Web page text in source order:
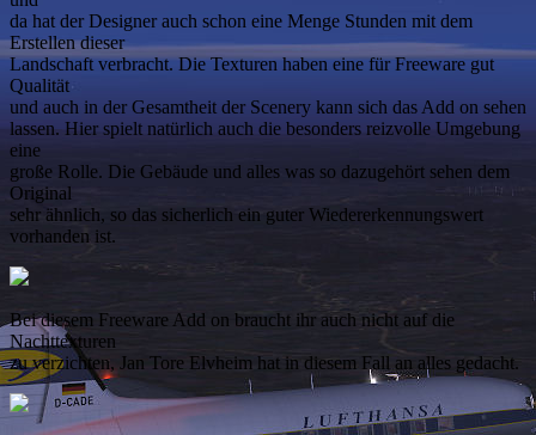
da hat der Designer auch schon eine Menge Stunden mit dem
Erstellen dieser
Landschaft verbracht. Die Texturen haben eine für Freeware gut
Qualität
und auch in der Gesamtheit der Scenery kann sich das Add on sehen
lassen. Hier spielt natürlich auch die besonders reizvolle Umgebung
eine
große Rolle. Die Gebäude und alles was so dazugehört sehen dem
Original
sehr ähnlich, so das sicherlich ein guter Wiedererkennungswert
vorhanden ist.
Bei diesem Freeware Add on braucht ihr auch nicht auf die
Nachttexturen
zu verzichten, Jan Tore Elvheim hat in diesem Fall an alles gedacht.